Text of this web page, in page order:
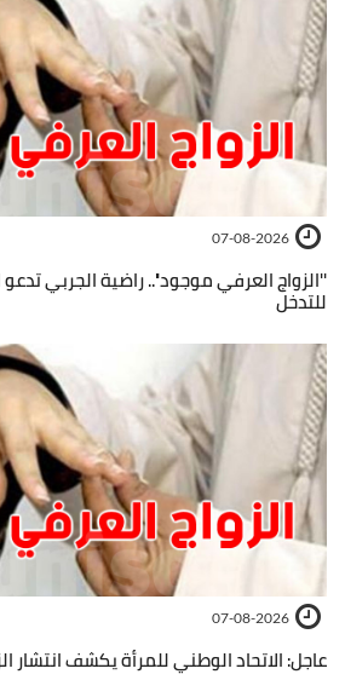
07-08-2026
''الزواج العرفي موجود''.. راضية الجربي تدعو
للتدخل
07-08-2026
عاجل: الاتحاد الوطني للمرأة يكشف انتشار